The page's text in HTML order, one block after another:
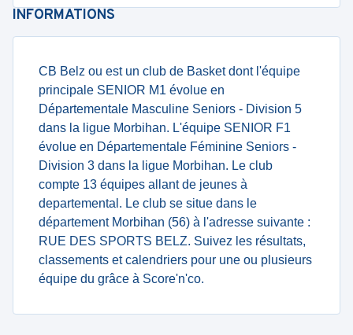
INFORMATIONS
CB Belz ou est un club de Basket dont l'équipe
principale SENIOR M1 évolue en
Départementale Masculine Seniors - Division 5
dans la ligue Morbihan. L'équipe SENIOR F1
évolue en Départementale Féminine Seniors -
Division 3 dans la ligue Morbihan. Le club
compte 13 équipes allant de jeunes à
departemental. Le club se situe dans le
département Morbihan (56) à l'adresse suivante :
RUE DES SPORTS BELZ. Suivez les résultats,
classements et calendriers pour une ou plusieurs
équipe du grâce à Score'n'co.